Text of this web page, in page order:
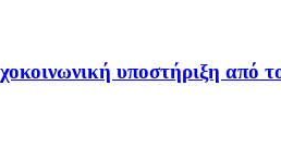
υποστήριξη από